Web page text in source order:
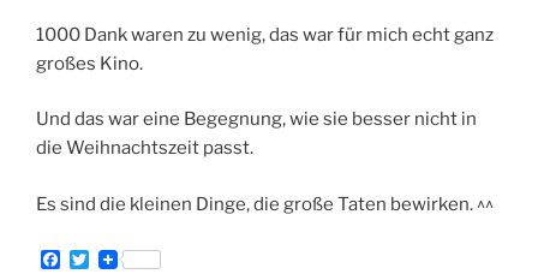
1000 Dank waren zu wenig, das war für mich echt ganz
großes Kino.
Und das war eine Begegnung, wie sie besser nicht in
die Weihnachtszeit passt.
Es sind die kleinen Dinge, die große Taten bewirken. ^^
F
T